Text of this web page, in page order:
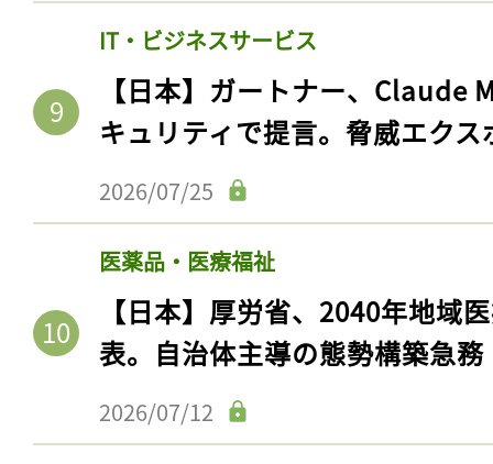
IT・ビジネスサービス
【日本】ガートナー、Claude
キュリティで提言。脅威エク
2026/07/25
医薬品・医療福祉
【日本】厚労省、2040年地域
表。自治体主導の態勢構築急務
2026/07/12